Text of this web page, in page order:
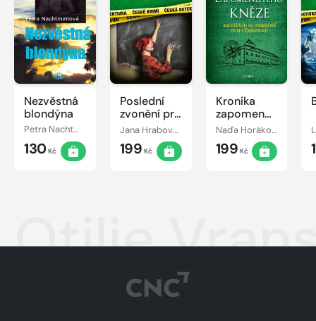
Nezvěstná
blondýna
Petra Nachtmanová
130Kč
Poslední
zvonění pro
vraha
Jana Hrabovská
199 Kč
Kronika
zapomenutého
kněze
Naďa Horáková
199 Kč
Otilie